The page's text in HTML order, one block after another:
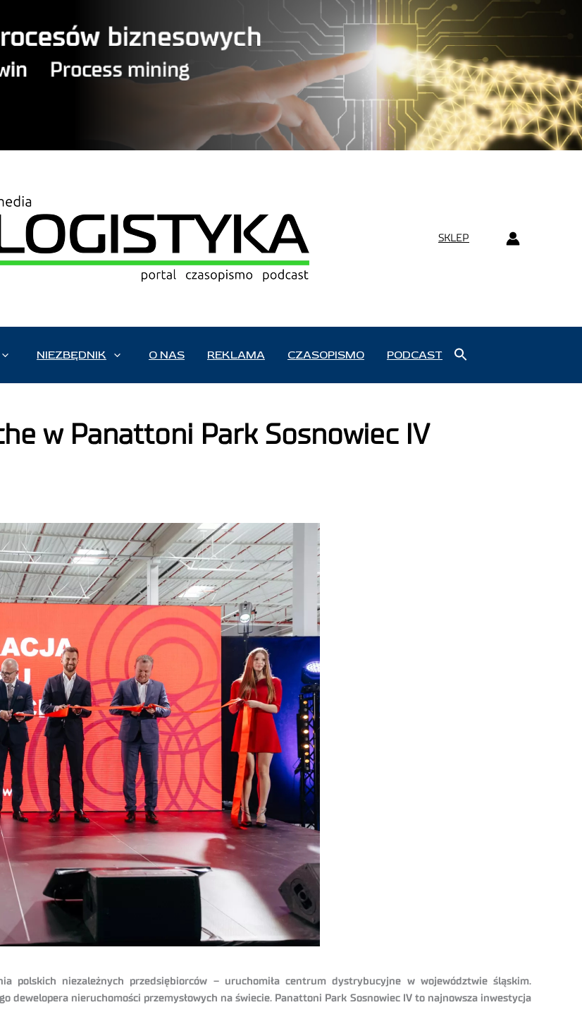
SKLEP
NIEZBĘDNIK O NAS REKLAMA CZASOPISMO PODCAST
w Panattoni Park Sosnowiec IV
polskich niezależnych przedsiębiorców – uruchomiła centrum dystrybucyjne w województwie śląskim.
dewelopera nieruchomości przemysłowych na świecie. Panattoni Park Sosnowiec IV to najnowsza inwestycja